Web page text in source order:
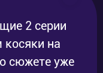
2 серии
на
сюжете уже